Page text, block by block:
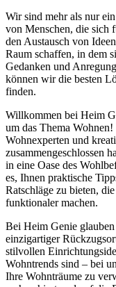
Wir sind mehr als nur
von Menschen, die sich
den Austausch von
Raum schaffen, in dem
Gedanken und
können wir die besten
finden.
Willkommen bei Heim
um das Thema
Wohnexperten und
zusammengeschlossen
in eine Oase des
es, Ihnen praktische
Ratschläge zu bieten,
funktionaler machen.
Bei Heim Genie
einzigartiger
stilvollen
Wohntrends sind – bei
Ihre Wohnträume zu